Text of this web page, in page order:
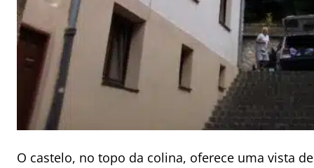
O castelo, no topo da colina, oferece uma vista